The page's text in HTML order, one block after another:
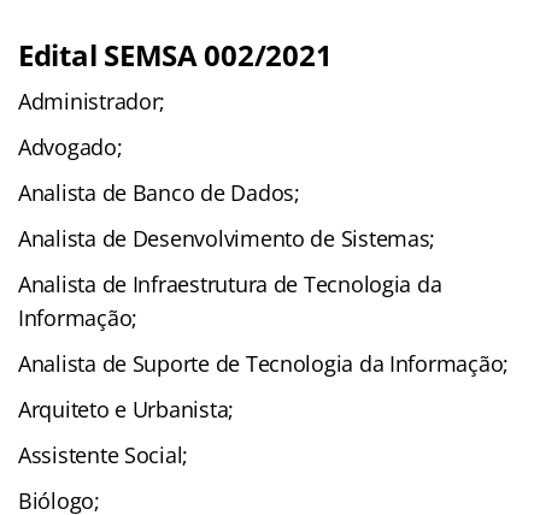
Edital SEMSA 002/2021
Administrador;
Advogado;
Analista de Banco de Dados;
Analista de Desenvolvimento de Sistemas;
Analista de Infraestrutura de Tecnologia da
Informação;
Analista de Suporte de Tecnologia da Informação;
Arquiteto e Urbanista;
Assistente Social;
Biólogo;